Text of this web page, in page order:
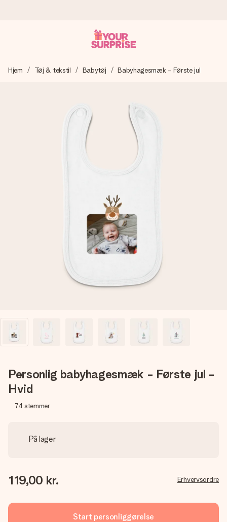
Vi laver din gave med omhu og sender den lynhurtigt – så
4,7 (baseret på +15.000 anmeldelser)
Vores gaver inspirerer. Kunderne giver os 4,7 på Google
Gratis kort med hilsen
Lav noget særligt i blot få trin – med hendes navn, et
billede af dig eller en besked, der går lige i hendes hjerte.
Intet besvær men udelukkende en masse kærlighed i
Hjem Tøj & tekstil Babytøj Babyhagesmæk - Første jul
Personlig babyhagesmæk - Første jul -
Hvid
74 stemmer
På lager
119,00 kr. Erhvervsordre
Start personliggørelse